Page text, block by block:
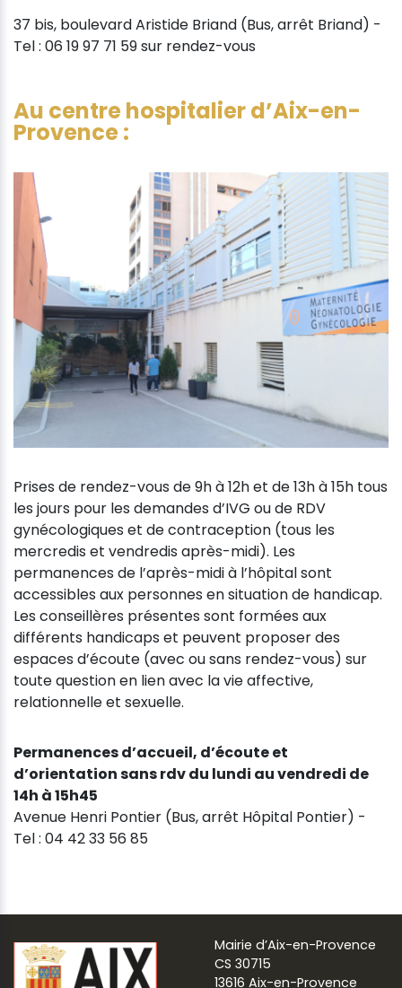
37 bis, boulevard Aristide Briand (Bus, arrêt Briand) -
Tel : 06 19 97 71 59 sur rendez-vous
Au centre hospitalier d’Aix-en-
Provence :
Prises de rendez-vous de 9h à 12h et de 13h à 15h tous
les jours pour les demandes d’IVG ou de RDV
gynécologiques et de contraception (tous les
mercredis et vendredis après-midi). Les
permanences de l’après-midi à l’hôpital sont
accessibles aux personnes en situation de handicap.
Les conseillères présentes sont formées aux
différents handicaps et peuvent proposer des
espaces d’écoute (avec ou sans rendez-vous) sur
toute question en lien avec la vie affective,
relationnelle et sexuelle.
Permanences d’accueil, d’écoute et
d’orientation sans rdv du lundi au vendredi de
14h à 15h45
Avenue Henri Pontier (Bus, arrêt Hôpital Pontier) -
Tel : 04 42 33 56 85
Mairie d’Aix-en-Provence
CS 30715
13616 Aix-en-Provence